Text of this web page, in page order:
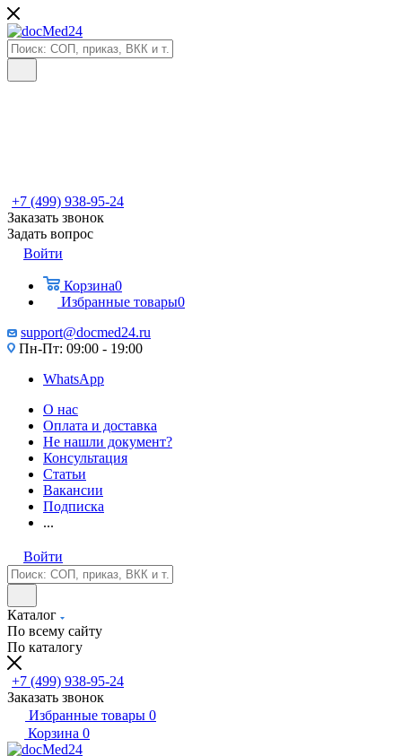
+7 (499) 938-95-24
Заказать звонок
Задать вопрос
Войти
Корзина0
Избранные товары0
support@docmed24.ru
Пн-Пт: 09:00 - 19:00
WhatsApp
О нас
Оплата и доставка
Не нашли документ?
Консультация
Статьи
Вакансии
Подписка
...
Войти
Каталог
По всему сайту
По каталогу
+7 (499) 938-95-24
Заказать звонок
Избранные товары 0
Корзина 0